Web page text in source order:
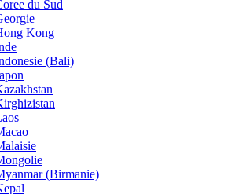
du Sud
Kong
(Bali)
(Birmanie)